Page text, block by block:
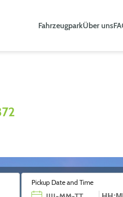
FahrzeugparkÜber uns
Pickup Date and Time